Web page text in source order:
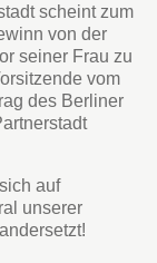
scheint zum
von der
seiner Frau zu
vom
des Berliner
auf
unserer